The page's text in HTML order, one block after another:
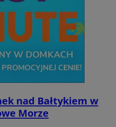
nad Bałtykiem w
Morze